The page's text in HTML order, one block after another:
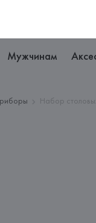
Мужчинам
Набор